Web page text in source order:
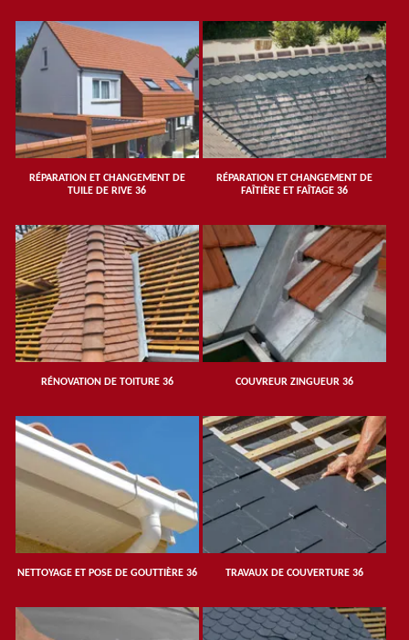
RÉPARATION ET CHANGEMENT DE
TUILE DE RIVE 36
RÉPARATION ET CHANGEMENT DE
FAÎTIÈRE ET FAÎTAGE 36
RÉNOVATION DE TOITURE 36 COUVREUR ZINGUEUR 36
NETTOYAGE ET POSE DE GOUTTIÈRE 36 TRAVAUX DE COUVERTURE 36